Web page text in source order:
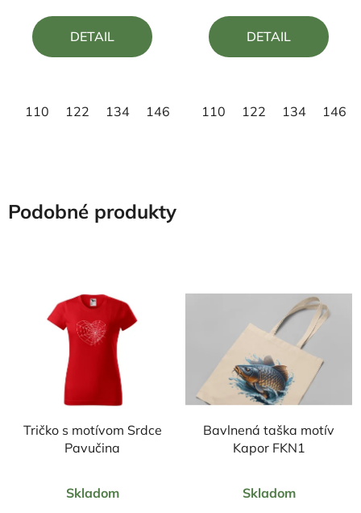
5,0
z
DETAIL
110 122 134 146 158
4,9
z
DETAIL
110 122 134 146
Podobné produkty
Tričko s motívom Srdce
Pavučina
hodnotenie
Skladom
Bavlnená taška motív
Kapor FKN1
hodnotenie
Skladom